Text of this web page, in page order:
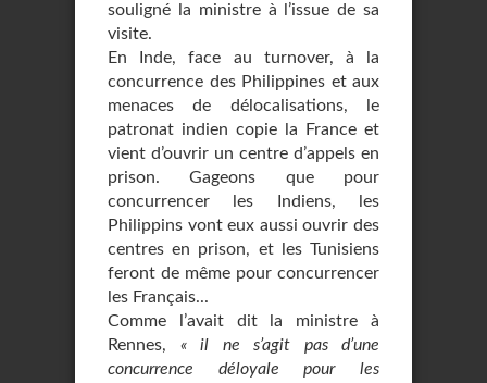
souligné la ministre à l’issue de sa
visite.
En Inde, face au turnover, à la
concurrence des Philippines et aux
menaces de délocalisations, le
patronat indien copie la France et
vient d’ouvrir un centre d’appels en
prison. Gageons que pour
concurrencer les Indiens, les
Philippins vont eux aussi ouvrir des
centres en prison, et les Tunisiens
feront de même pour concurrencer
les Français...
Comme l’avait dit la ministre à
Rennes, « il ne s’agit pas d’une
concurrence déloyale pour les